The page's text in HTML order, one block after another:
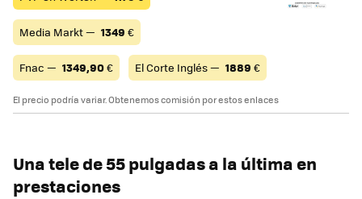
Media Markt — 1349 €
Fnac — 1349,90€ El Corte Inglés — 1889 €
El precio podría variar. Obtenemos comisión por estos enlaces
Una tele de 55 pulgadas a la última en
prestaciones